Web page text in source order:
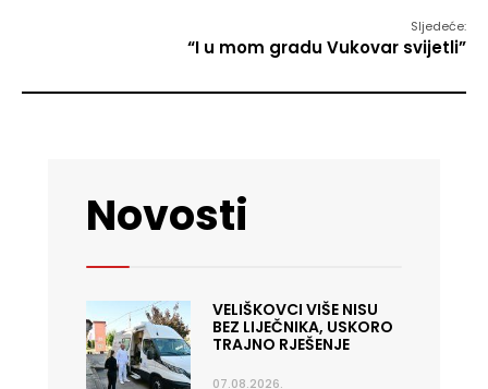
Sljedeće:
“I u mom gradu Vukovar svijetli”
Novosti
VELIŠKOVCI VIŠE NISU
BEZ LIJEČNIKA, USKORO
TRAJNO RJEŠENJE
07.08.2026.